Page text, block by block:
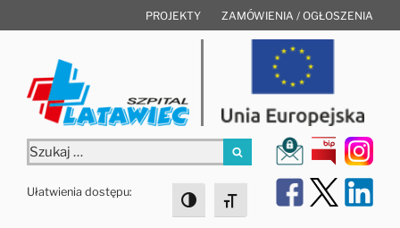
do
PROJEKTY ZAMÓWIENIA / OGŁOSZENIA
Szukaj:
Szukaj
Ułatwienia dostępu:
Toggle High Contrast
Toggle Font size